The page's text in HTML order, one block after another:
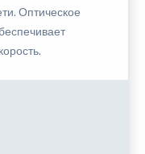
Оптическое